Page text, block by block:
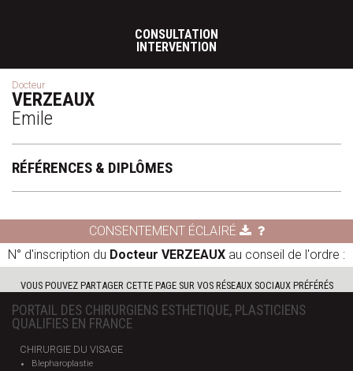
CONSULTATION
INTERVENTION
Docteur
VERZEAUX
Emile
RÉFÉRENCES & DIPLÔMES
CONSENTEMENT ÉCLAIRÉ
N° d'inscription du Docteur VERZEAUX au conseil de l'ordre :
VOUS POUVEZ PARTAGER CETTE PAGE SUR VOS RÉSEAUX SOCIAUX PRÉFÉRÉS
PORTAIL DES CHIRURGIENS ESTHETIQUE, PLASTICIENS
QUALIFIES EN FRANCE
CHIRURGIE DU VISAGE
Blepharoplastie